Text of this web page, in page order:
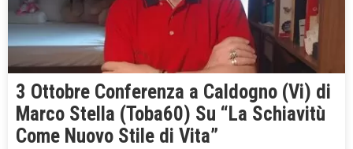
3 Ottobre Conferenza a Caldogno (Vi) di
Marco Stella (Toba60) Su “La Schiavitù
Come Nuovo Stile di Vita”